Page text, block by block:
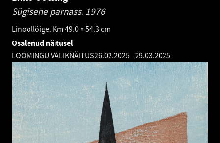
Sügisene parnass. 1976
Linoollõige. Km 49.0 × 54.3 cm
Osalenud näitusel
LOOMINGU VALIKNÄITUS26.02.2025-29.03.2025